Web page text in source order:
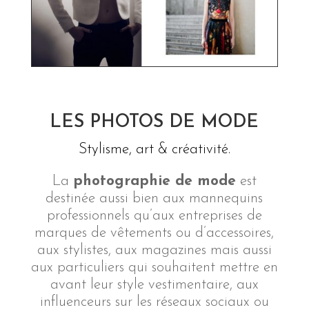
LES PHOTOS DE MODE
Stylisme, art & créativité.
La photographie de mode est
destinée aussi bien aux mannequins
professionnels qu’aux entreprises de
marques de vêtements ou d’accessoires,
aux stylistes, aux magazines mais aussi
aux particuliers qui souhaitent mettre en
avant leur style vestimentaire, aux
influenceurs sur les réseaux sociaux ou